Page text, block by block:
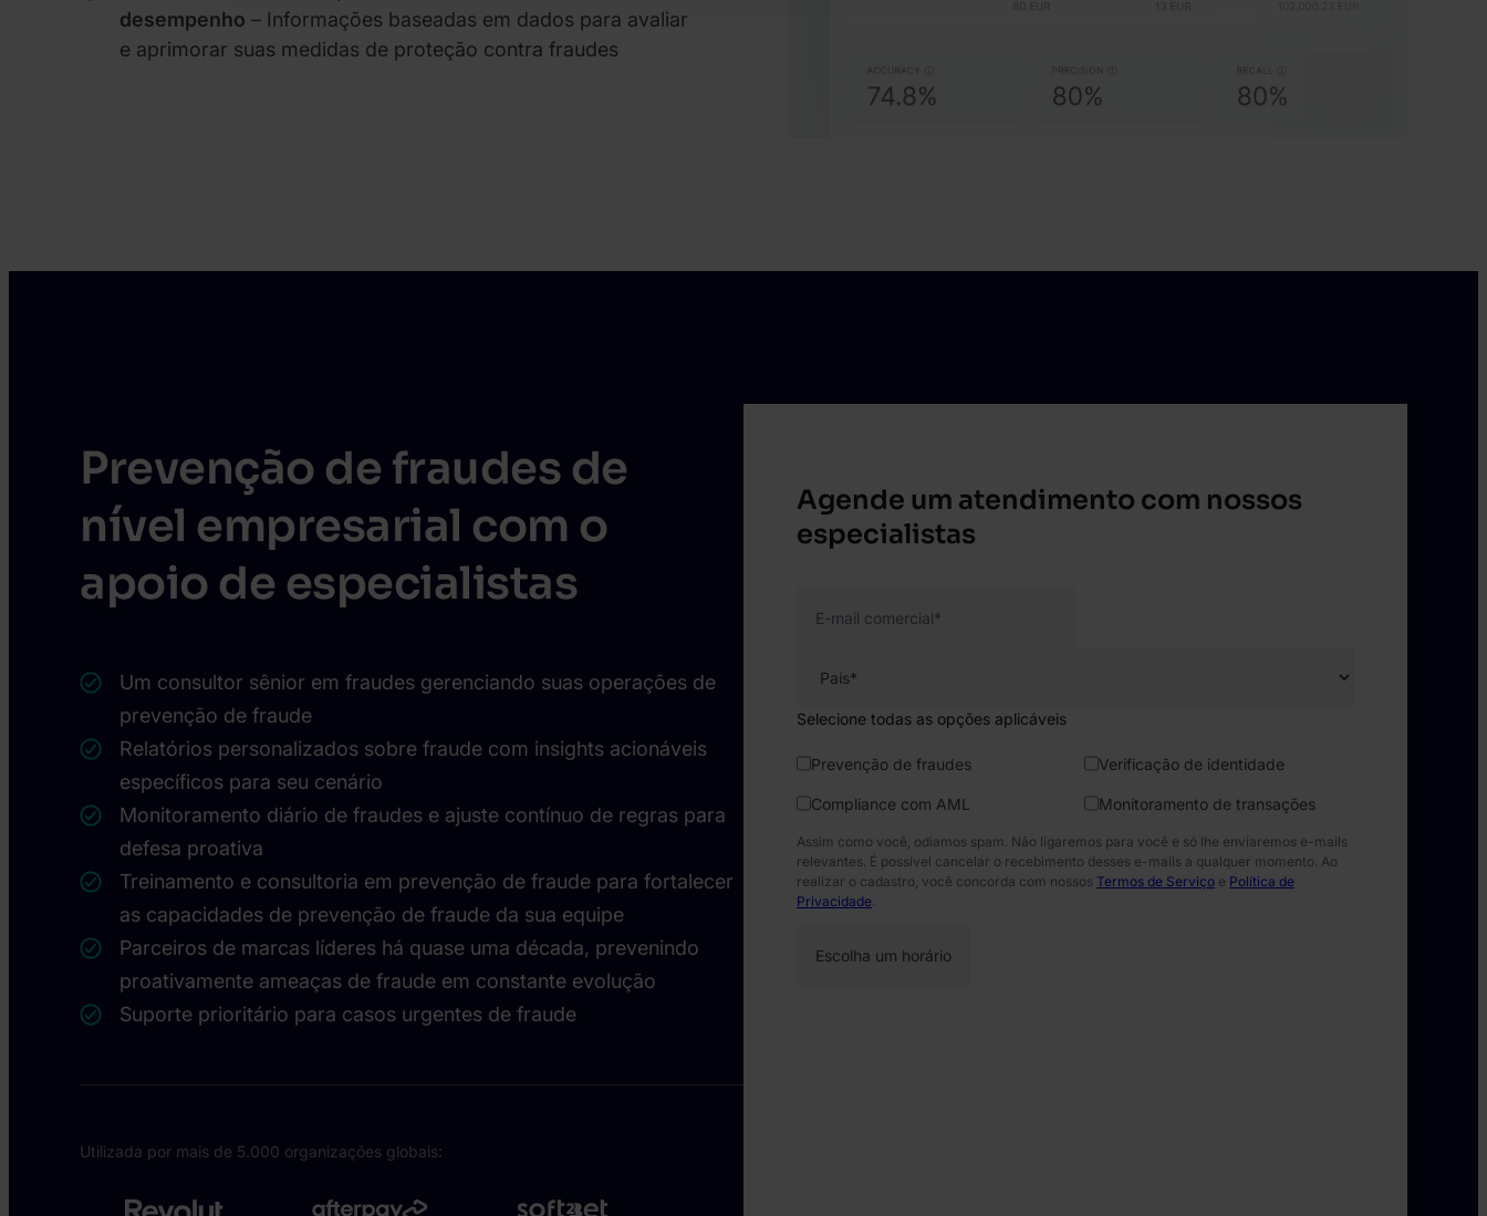
desempenho – Informações baseadas em dados para avaliar
e aprimorar suas medidas de proteção contra fraudes
Prevenção de fraudes de
nível empresarial com o
apoio de especialistas
Um consultor sênior em fraudes gerenciando suas operações de
prevenção de fraude
Relatórios personalizados sobre fraude com insights acionáveis
específicos para seu cenário
Monitoramento diário de fraudes e ajuste contínuo de regras para
defesa proativa
Treinamento e consultoria em prevenção de fraude para fortalecer
as capacidades de prevenção de fraude da sua equipe
Parceiros de marcas líderes há quase uma década, prevenindo
proativamente ameaças de fraude em constante evolução
Suporte prioritário para casos urgentes de fraude
Utilizada por mais de 5.000 organizações globais:
Agende um atendimento com nossos
especialistas
E-mail comercial*
Selecione todas as opções aplicáveis
Prevenção de fraudes Verificação de identidade
Compliance com AML Monitoramento de transações
Assim como você, odiamos spam. Não ligaremos para você e só lhe enviaremos e-mails
relevantes. É possível cancelar o recebimento desses e-mails a qualquer momento. Ao
realizar o cadastro, você concorda com nossos Termos de Serviço e Política de
Privacidade.